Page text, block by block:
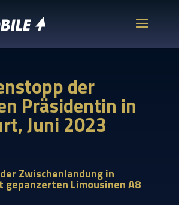
der
Präsidentin in
Juni 2023
Zwischenlandung in
Limousinen A8